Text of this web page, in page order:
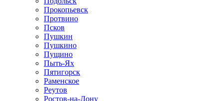
Прокопьевск
Протвино
Псков
Пушкин
Пушкино
Пущино
Пыть-Ях
Пятигорск
Раменское
Реутов
Ростов-на-Дону